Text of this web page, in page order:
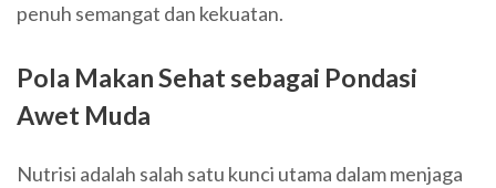
penuh semangat dan kekuatan.
Pola Makan Sehat sebagai Pondasi
Awet Muda
Nutrisi adalah salah satu kunci utama dalam menjaga